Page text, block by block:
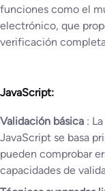
funciones como el
electrónico, que
verificación
JavaScript:
Validación básica :
JavaScript se basa
pueden comprobar
capacidades de